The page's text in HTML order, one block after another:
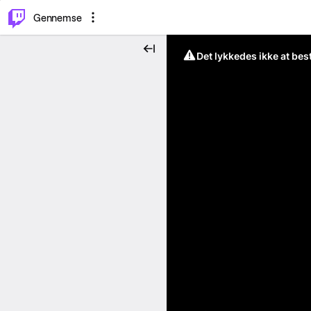
Gennemse
Det lykkedes ikke at